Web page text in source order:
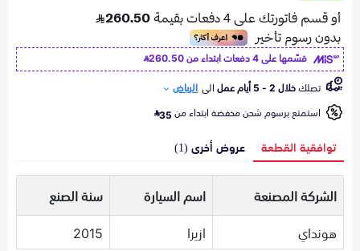
قسّمها على 4 دفعات ابتداء من
260.50
تصلكخلال 2 - 5 أيام عمل الى الرياض
استمتع برسوم شحن مخفضة ابتداء من35
توافقية القطعة عروض أخرى (1)
الشركة المصنعة اسم السيارة
سنة الصنع
هونداي
ازيرا 2015